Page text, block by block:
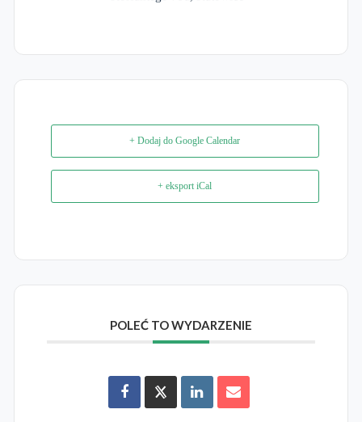
+ Dodaj do Google Calendar
+ eksport iCal
POLEĆ TO WYDARZENIE